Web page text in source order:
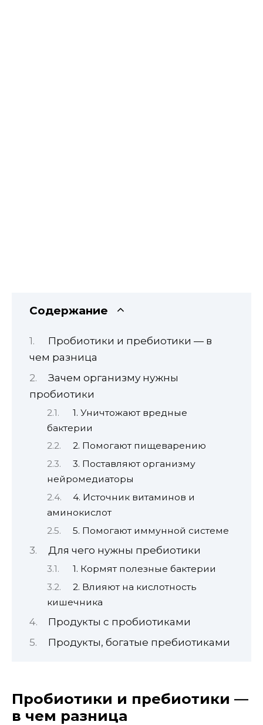
Содержание
Пробиотики и пребиотики — в
чем разница
Зачем организму нужны
пробиотики
1. Уничтожают вредные
бактерии
2. Помогают пищеварению
3. Поставляют организму
нейромедиаторы
4. Источник витаминов и
аминокислот
5. Помогают иммунной системе
Для чего нужны пребиотики
1. Кормят полезные бактерии
2. Влияют на кислотность
кишечника
Продукты с пробиотиками
Продукты, богатые пребиотиками
Пробиотики и пребиотики —
в чем разница